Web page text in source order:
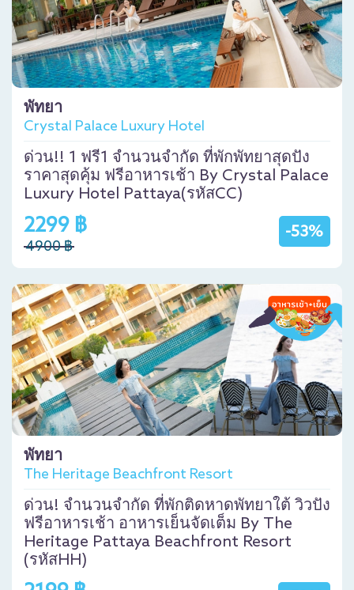
พัทยา
Crystal Palace Luxury Hotel
ด่วน!! 1 ฟรี1 จำนวนจำกัด ที่พักพัทยาสุดปัง
ราคาสุดคุ้ม ฟรีอาหารเช้า By Crystal Palace
Luxury Hotel Pattaya(รหัสCC)
-53%
2299 ฿
4900 ฿
พัทยา
The Heritage Beachfront Resort
ด่วน! จำนวนจำกัด ที่พักติดหาดพัทยาใต้ วิวปัง
ฟรีอาหารเช้า อาหารเย็นจัดเต็ม By The
Heritage Pattaya Beachfront Resort
(รหัสHH)